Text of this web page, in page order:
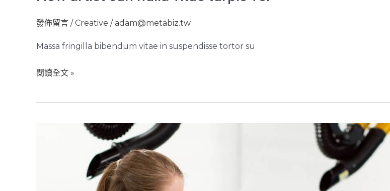
發佈留言 / Creative / adam@metabiz.tw
Massa fringilla bibendum vitae in suspendisse tortor su
閱讀全文 »